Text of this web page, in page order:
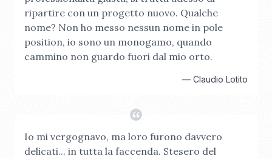
ripartire con un progetto nuovo. Qualche
nome? Non ho messo nessun nome in pole
position, io sono un monogamo, quando
cammino non guardo fuori dal mio orto.
— Claudio Lotito
Io mi vergognavo, ma loro furono davvero
delicati... in tutta la faccenda. Stesero del